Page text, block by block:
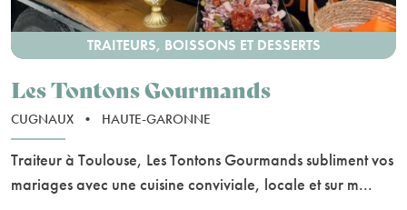
TRAITEURS, BOISSONS ET DESSERTS
Les Tontons Gourmands
CUGNAUX • HAUTE-GARONNE
Traiteur à Toulouse, Les Tontons Gourmands subliment vos
mariages avec une cuisine conviviale, locale et sur m...